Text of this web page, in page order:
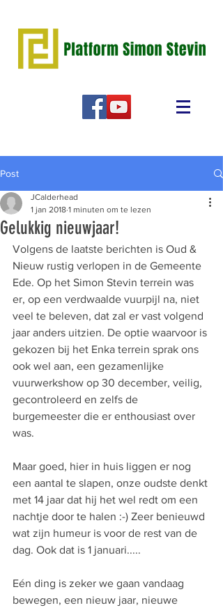
Post
Gelukkig nieuwjaar!
JCalderhead
1 jan 2018 1 minuten om te lezen
Volgens de laatste berichten is Oud &
Nieuw rustig verlopen in de Gemeente
Ede. Op het Simon Stevin terrein was
er, op een verdwaalde vuurpijl na, niet
veel te beleven, dat zal er vast volgend
jaar anders uitzien. De optie waarvoor is
gekozen bij het Enka terrein sprak ons
ook wel aan, een gezamenlijke
vuurwerkshow op 30 december, veilig,
gecontroleerd en zelfs de
burgemeester die er enthousiast over
was.
Maar goed, hier in huis liggen er nog
een aantal te slapen, onze oudste denkt
met 14 jaar dat hij het wel redt om een
nachtje door te halen :-) Zeer benieuwd
wat zijn humeur is voor de rest van de
dag. Ook dat is 1 januari.....
Eén ding is zeker we gaan vandaag
bewegen, een nieuw jaar, nieuwe